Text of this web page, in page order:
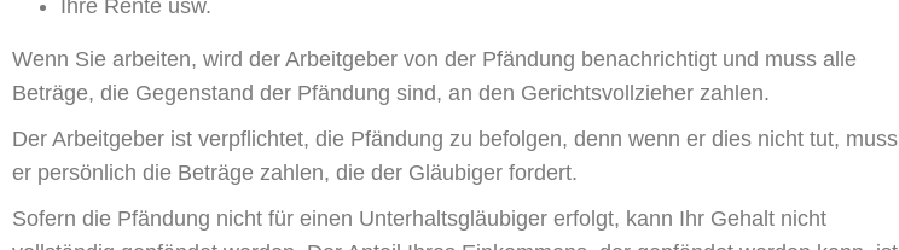
Ihre Rente usw.
Wenn Sie arbeiten, wird der Arbeitgeber von der Pfändung benachrichtigt und muss alle
Beträge, die Gegenstand der Pfändung sind, an den Gerichtsvollzieher zahlen.
Der Arbeitgeber ist verpflichtet, die Pfändung zu befolgen, denn wenn er dies nicht tut, muss
er persönlich die Beträge zahlen, die der Gläubiger fordert.
Sofern die Pfändung nicht für einen Unterhaltsgläubiger erfolgt, kann Ihr Gehalt nicht